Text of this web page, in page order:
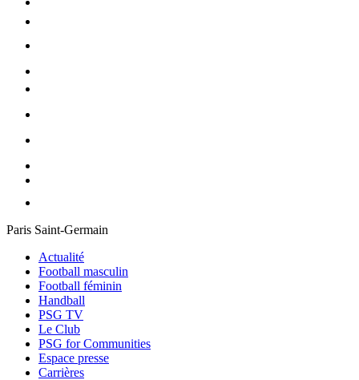
Paris Saint-Germain
Actualité
Football masculin
Football féminin
Handball
PSG TV
Le Club
PSG for Communities
Espace presse
Carrières